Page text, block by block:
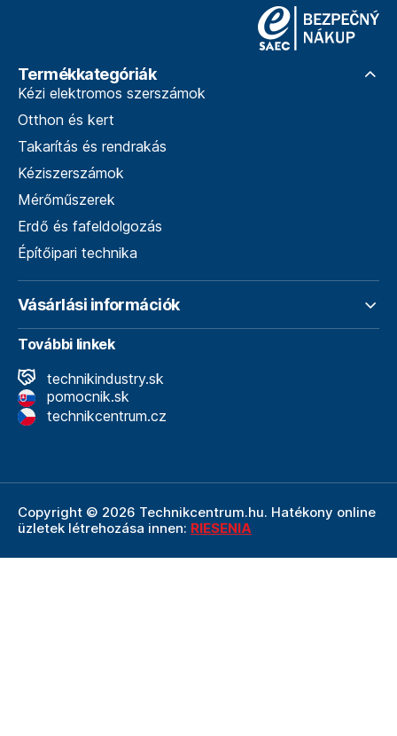
Termékkategóriák
Kézi elektromos szerszámok
Otthon és kert
Takarítás és rendrakás
Kéziszerszámok
Mérőműszerek
Erdő és fafeldolgozás
Építőipari technika
Vásárlási információk
További linkek
technikindustry.sk
pomocnik.sk
technikcentrum.cz
Copyright © 2026 Technikcentrum.hu. Hatékony online
üzletek létrehozása innen: RIESENIA